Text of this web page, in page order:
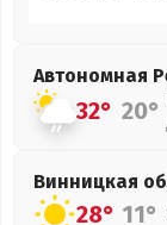
Автономная
32° 20°
Винницкая
28° 11°